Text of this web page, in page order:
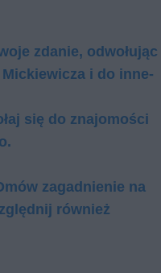
zda­nie, od­wo­łu­jąc
Mickiewicza i do in­ne­
się do znajomości
zagadnienie na
również